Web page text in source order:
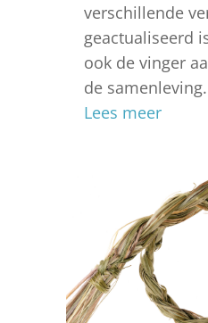
verschillende
geactualiseerd
ook de vinger
de
Lees meer